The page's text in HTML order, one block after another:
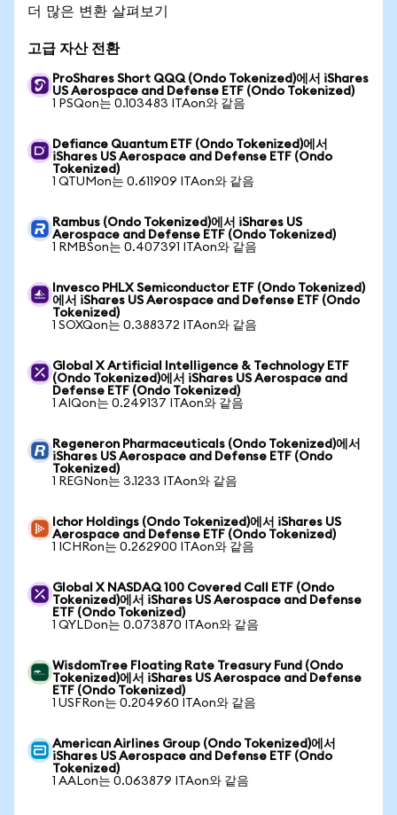
더 많은 변환 살펴보기
고급 자산 전환
ProShares Short QQQ (Ondo Tokenized)에서 iShares
US Aerospace and Defense ETF (Ondo Tokenized)
1 PSQon는 0.103483 ITAon와 같음
Defiance Quantum ETF (Ondo Tokenized)에서
iShares US Aerospace and Defense ETF (Ondo
Tokenized)
1 QTUMon는 0.611909 ITAon와 같음
Rambus (Ondo Tokenized)에서 iShares US
Aerospace and Defense ETF (Ondo Tokenized)
1 RMBSon는 0.407391 ITAon와 같음
Invesco PHLX Semiconductor ETF (Ondo Tokenized)
에서 iShares US Aerospace and Defense ETF (Ondo
Tokenized)
1 SOXQon는 0.388372 ITAon와 같음
Global X Artificial Intelligence & Technology ETF
(Ondo Tokenized)에서 iShares US Aerospace and
Defense ETF (Ondo Tokenized)
1 AIQon는 0.249137 ITAon와 같음
Regeneron Pharmaceuticals (Ondo Tokenized)에서
iShares US Aerospace and Defense ETF (Ondo
Tokenized)
1 REGNon는 3.1233 ITAon와 같음
Ichor Holdings (Ondo Tokenized)에서 iShares US
Aerospace and Defense ETF (Ondo Tokenized)
1 ICHRon는 0.262900 ITAon와 같음
Global X NASDAQ 100 Covered Call ETF (Ondo
Tokenized)에서 iShares US Aerospace and Defense
ETF (Ondo Tokenized)
1 QYLDon는 0.073870 ITAon와 같음
WisdomTree Floating Rate Treasury Fund (Ondo
Tokenized)에서 iShares US Aerospace and Defense
ETF (Ondo Tokenized)
1 USFRon는 0.204960 ITAon와 같음
American Airlines Group (Ondo Tokenized)에서
iShares US Aerospace and Defense ETF (Ondo
Tokenized)
1 AALon는 0.063879 ITAon와 같음